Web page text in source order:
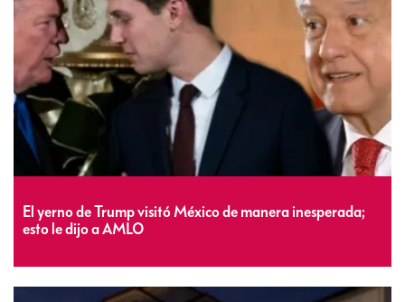
El yerno de Trump visitó México de manera inesperada;
esto le dijo a AMLO